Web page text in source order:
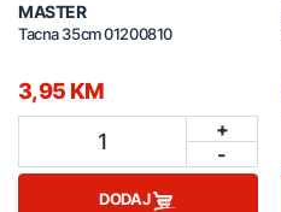
MASTER
Tacna 35cm 01200810
3,95 KM
1
+
-
DODAJ